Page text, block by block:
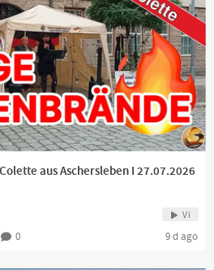
aus Aschersleben I 27.07.2026
Vi
0 9 d ago